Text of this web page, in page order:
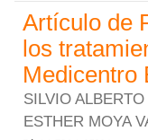
Artículo de
los
Medicentro
SILVIO
ESTHER MOYA